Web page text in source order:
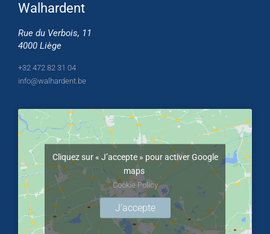
Walhardent
Rue du Verbois, 11
4000 Liège
+32 472 82 31 04
info@walhardent.be
Cliquez sur « J’accepte » pour activer Google
maps
Cookie Policy
J’accepte